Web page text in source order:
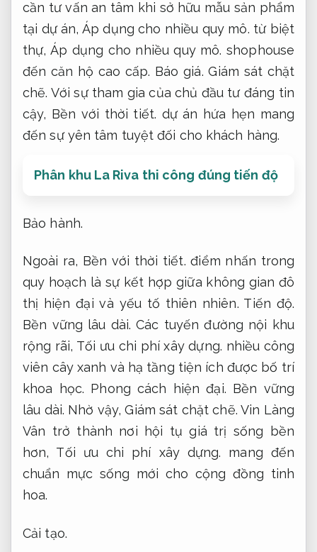
cần tư vấn an tâm khi sở hữu mẫu sản phẩm
tại dự án, Áp dụng cho nhiều quy mô. từ biệt
thự, Áp dụng cho nhiều quy mô. shophouse
đến căn hộ cao cấp. Báo giá. Giám sát chặt
chẽ. Với sự tham gia của chủ đầu tư đáng tin
cậy, Bền với thời tiết. dự án hứa hẹn mang
đến sự yên tâm tuyệt đối cho khách hàng.
Phân khu La Riva thi công đúng tiến độ
Bảo hành.
Ngoài ra, Bền với thời tiết. điểm nhấn trong
quy hoạch là sự kết hợp giữa không gian đô
thị hiện đại và yếu tố thiên nhiên. Tiến độ.
Bền vững lâu dài. Các tuyến đường nội khu
rộng rãi, Tối ưu chi phí xây dựng. nhiều công
viên cây xanh và hạ tầng tiện ích được bố trí
khoa học. Phong cách hiện đại. Bền vững
lâu dài. Nhờ vậy,Giám sát chặt chẽ. Vin Làng
Vân trở thành nơi hội tụ giá trị sống bền
hơn, Tối ưu chi phí xây dựng. mang đến
chuẩn mực sống mới cho cộng đồng tinh
hoa.
Cải tạo.